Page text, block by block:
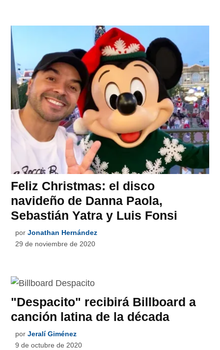
Feliz Christmas: el disco
navideño de Danna Paola,
Sebastián Yatra y Luis Fonsi
por Jonathan Hernández
29 de noviembre de 2020
"Despacito" recibirá Billboard a
canción latina de la década
por Jeralí Giménez
9 de octubre de 2020